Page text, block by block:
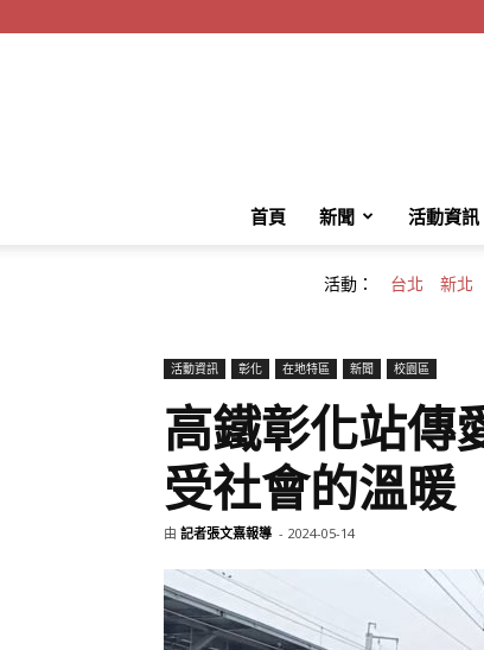
首頁 新聞 活動資訊
活動： 台北 新北
活動資訊 彰化 在地特區 新聞 校園區
高鐵彰化站
受社會的溫暖
由 記者張文熹報導 - 2024-05-14